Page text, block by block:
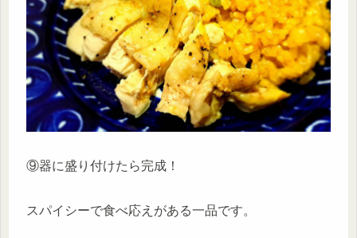
⑨器に盛り付けたら完成！
スパイシーで食べ応えがある一品です。